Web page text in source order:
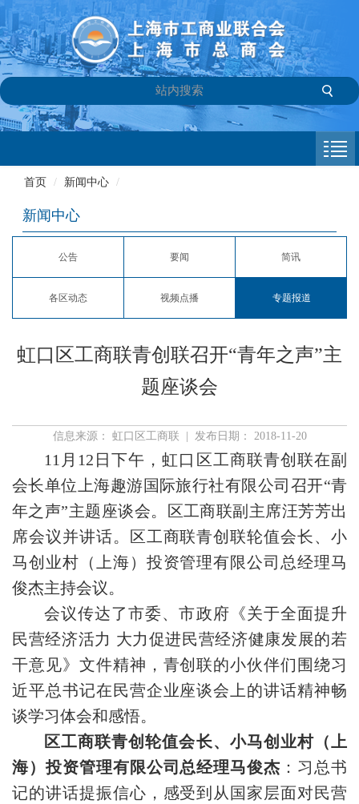
会员专栏
参政议政
信息库
联系我们
首页 / 新闻中心 /
新闻中心
公告 要闻 简讯
各区动态 视频点播 专题报道
虹口区工商联青创联召开“青年之声”主
题座谈会
信息来源： 虹口区工商联 | 发布日期： 2018-11-20
11月12日下午，虹口区工商联青创联在副
会长单位上海趣游国际旅行社有限公司召开“青
年之声”主题座谈会。区工商联副主席汪芳芳出
席会议并讲话。区工商联青创联轮值会长、小
马创业村（上海）投资管理有限公司总经理马
俊杰主持会议。
会议传达了市委、市政府《关于全面提升
民营经济活力 大力促进民营经济健康发展的若
干意见》文件精神，青创联的小伙伴们围绕习
近平总书记在民营企业座谈会上的讲话精神畅
谈学习体会和感悟。
区工商联青创轮值会长、小马创业村（上
海）投资管理有限公司总经理马俊杰 ：习总书
记的讲话提振信心，感受到从国家层面对民营